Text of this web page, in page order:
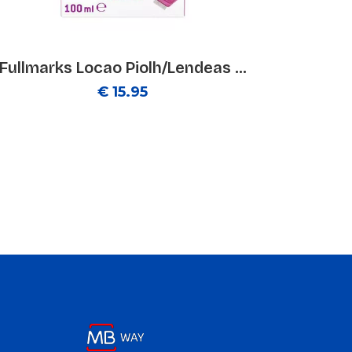
Locao Piolh/Lendeas ...
€ 15.95